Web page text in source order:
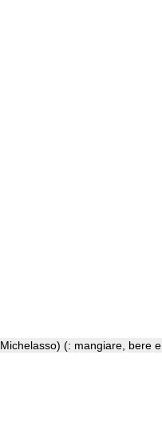
Michelasso) (: mangiare bere e